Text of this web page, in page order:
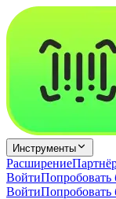
Инструменты
Расширение
ВойтиПопробовать
ВойтиПопробовать